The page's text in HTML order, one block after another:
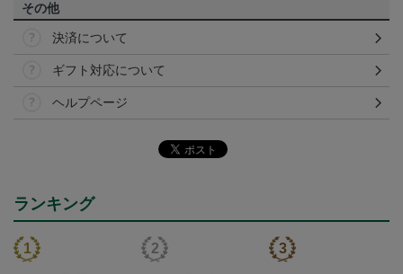
その他
決済について
ギフト対応について
ヘルプページ
ランキング